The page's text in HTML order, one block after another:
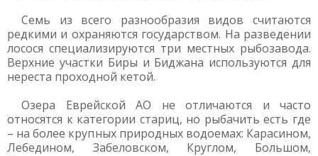
Семь из всего разнообразия видов считаются
редкими и охраняются государством. На разведении
лосося специализируются три местных рыбозавода.
Верхние участки Биры и Биджана используются для
нереста проходной кетой.
Озера Еврейской АО не отличаются и часто
относятся к категории стариц, но рыбачить есть где
– на более крупных природных водоемах: Карасином,
Лебедином, Забеловском, Круглом, Большом,